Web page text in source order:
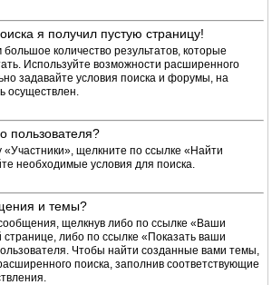
я получил пустую страницу!
количество результатов, которые
Используйте возможности расширенного
задавайте условия поиска и форумы, на
осуществлен.
пользователя?
«Участники», щелкните по ссылке «Найти
необходимые условия для поиска.
и темы?
щелкнув либо по ссылке «Ваши
либо по ссылке «Показать ваши
Чтобы найти созданные вами темы,
поиска, заполнив соответствующие